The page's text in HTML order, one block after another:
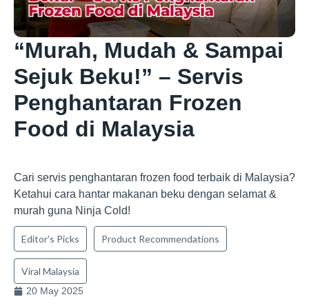
“Murah, Mudah & Sampai
Sejuk Beku!” – Servis
Penghantaran Frozen
Food di Malaysia
Cari servis penghantaran frozen food terbaik di Malaysia?
Ketahui cara hantar makanan beku dengan selamat &
murah guna Ninja Cold!
Editor's Picks Product Recommendations
Viral Malaysia
20 May 2025